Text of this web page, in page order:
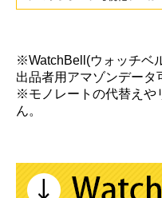
※WatchBell(ウォッチベ
出品者用アマゾンデータ
※モノレートの代替えや
ん。